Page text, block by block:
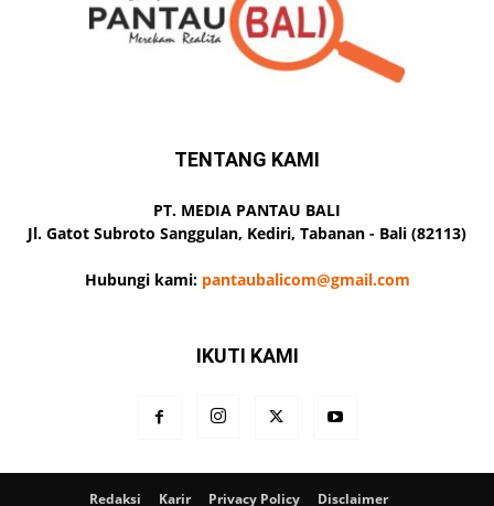
TENTANG KAMI
PT. MEDIA PANTAU BALI
Jl. Gatot Subroto Sanggulan, Kediri, Tabanan - Bali (82113)
Hubungi kami: pantaubalicom@gmail.com
IKUTI KAMI
Redaksi Karir Privacy Policy Disclaimer